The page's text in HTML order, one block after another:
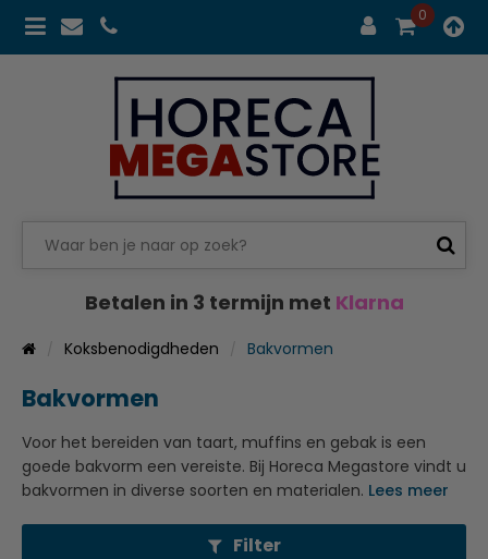
0
Betalen in 3 termijn met Klarna
Koksbenodigdheden Bakvormen
Bakvormen
Voor het bereiden van taart, muffins en gebak is een
goede bakvorm een vereiste. Bij Horeca Megastore vindt u
bakvormen in diverse soorten en materialen. Lees meer
Filter